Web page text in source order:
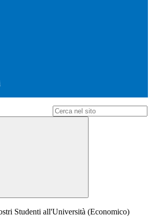
Studenti all'Università (Economico)